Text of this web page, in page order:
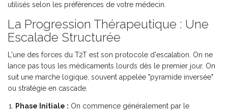
utilisés selon les préférences de votre médecin.
La Progression Thérapeutique : Une
Escalade Structurée
L'une des forces du T2T est son protocole d'escalation. On ne
lance pas tous les médicaments lourds dès le premier jour. On
suit une marche logique, souvent appelée "pyramide inversée"
ou stratégie en cascade.
Phase Initiale : On commence généralement par le